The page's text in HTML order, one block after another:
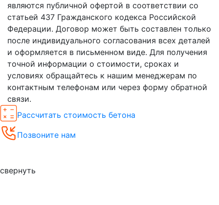
являются публичной офертой в соответствии со
статьей 437 Гражданского кодекса Российской
Федерации. Договор может быть составлен только
после индивидуального согласования всех деталей
и оформляется в письменном виде. Для получения
точной информации о стоимости, сроках и
условиях обращайтесь к нашим менеджерам по
контактным телефонам или через форму обратной
связи.
Рассчитать стоимость бетона
Позвоните нам
свернуть